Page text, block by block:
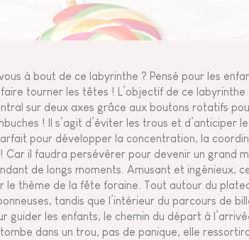
à bout de ce labyrinthe ? Pensé pour les
tourner les têtes ! L’objectif de ce
sur deux axes grâce aux boutons rotatifs
! Il s’agit d’éviter les trous et d’anticiper
pour développer la concentration, la
Car il faudra persévérer pour devenir un grand
de longs moments. Amusant et ingénieux,
le thème de la fête foraine. Tout autour du
tandis que l’intérieur du parcours de
guider les enfants, le chemin du départ à
dans un trou, pas de panique, elle